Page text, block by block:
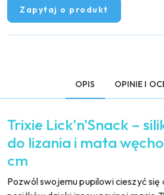
Zapytaj o produkt
OPIS OPINIE I
Trixie Lick'n'Snack –
do lizania i mata
cm
Pozwól swojemu pupilowi cieszyć się